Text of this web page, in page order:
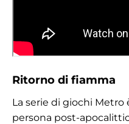
Ritorno di fiamma
La serie di giochi
persona post-